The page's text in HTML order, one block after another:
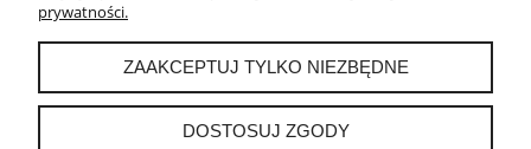
INFORMACJE
O NAS
prywatności.
ZAAKCEPTUJ TYLKO NIEZBĘDNE
DOSTOSUJ ZGODY